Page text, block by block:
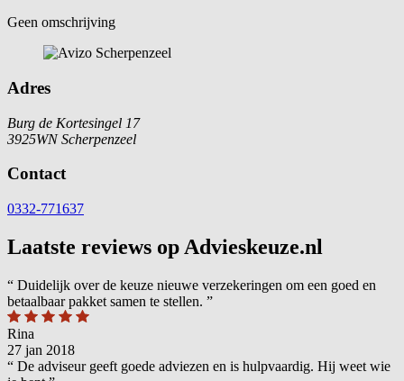
Geen omschrijving
Adres
Burg de Kortesingel 17
3925WN Scherpenzeel
Contact
0332-771637
Laatste reviews op Advieskeuze.nl
“ Duidelijk over de keuze nieuwe verzekeringen om een goed en
betaalbaar pakket samen te stellen. ”
Rina
27 jan 2018
“ De adviseur geeft goede adviezen en is hulpvaardig. Hij weet wie